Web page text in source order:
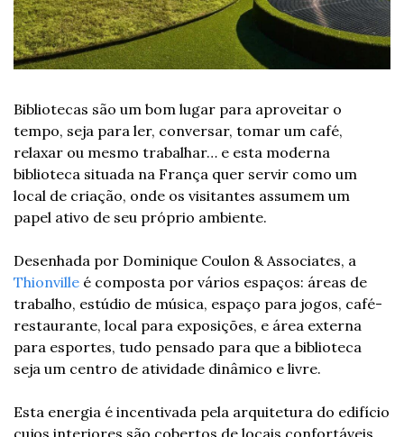
Bibliotecas são um bom lugar para aproveitar o
tempo, seja para ler, conversar, tomar um café,
relaxar ou mesmo trabalhar… e esta moderna
biblioteca situada na França quer servir como um
local de criação, onde os visitantes assumem um
papel ativo de seu próprio ambiente.
Thionville é composta por vários espaços: áreas de
trabalho, estúdio de música, espaço para jogos, café-
restaurante, local para exposições, e área externa
para esportes, tudo pensado para que a biblioteca
seja um centro de atividade dinâmico e livre.
Esta energia é incentivada pela arquitetura do edifício
cujos interiores são cobertos de locais confortáveis